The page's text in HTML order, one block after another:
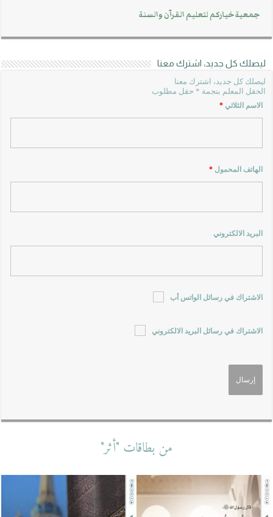
جمعية خياركم لتعليم القرآن والسنة
ليصلك كل جديد، اشترك معنا
ليصلك كل جديد، اشترك معنا
الحقل المعلم بنجمة * حقل مطلوب
الاسم الثلاثي*
الهاتف المحمول*
البريد الالكتروني
الاشتراك في رسائل الواتس أب
الاشتراك في رسائل البريد الالكتروني
من بطاقات "أثر"